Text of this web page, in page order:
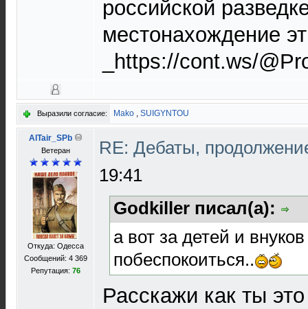
российской
местонахождение
_https://cont.ws/
Выразили согласие: Mako , SUIGYNTOU
AlTair_SPb
Ветеран
Откуда: Одесса
Сообщений: 4 369
Репутация: 76
RE: Дебаты,
19:41
Godkiller писал(а):
а вот за детей и
побеспокоиться..
Расскажи как ты